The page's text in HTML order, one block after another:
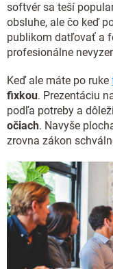
softvér sa teší
obsluhe, ale čo keď
publikom datľovať a
profesionálne
Keď ale máte po ruke
fixkou. Prezentáciu
podľa potreby a
očiach. Navyše
zrovna zákon